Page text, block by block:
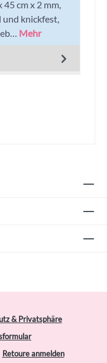
cm x 2 mm,
und knickfest,
Mehr
& Privatsphäre
Retoure anmelden